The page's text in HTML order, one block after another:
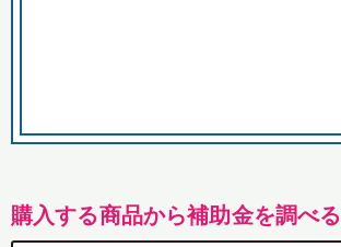
購入する商品から補助金を調べる